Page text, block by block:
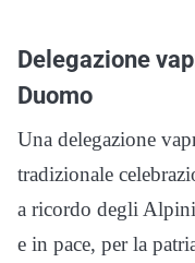
Delegazione
Duomo
Una delegazione
tradizionale
a ricordo degli
e in pace, per la